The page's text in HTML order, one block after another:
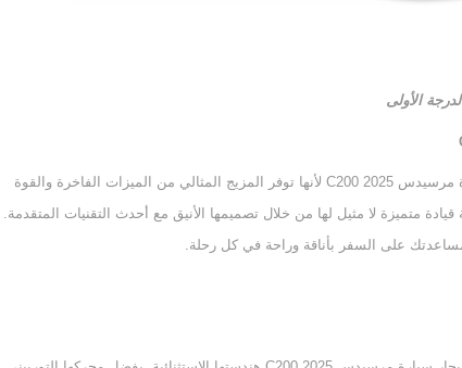
الأولى
احصل على تجربة القيادة المثالية من خلال اختيار سيارة مرسيدس C200 2025 لأنها توفر المزيج المثالي من الميزات الفاخرة والقوة
متميزة لا مثيل لها من خلال تصميمها الأنيق مع أحدث التقنيات المتقدمة.
على السفر بأناقة وراحة في كل رحلة.